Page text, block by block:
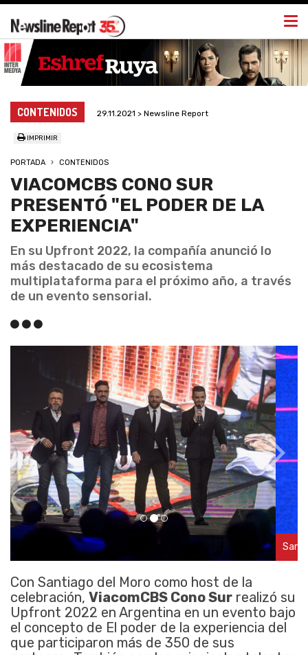
CONTENIDOS 29.11.2021 > Newsline Report
IMPRIMIR
PORTADA CONTENIDOS
VIACOMCBS CONO SUR
PRESENTÓ "EL PODER DE LA
EXPERIENCIA"
En su Upfront 2022, la compañía anunció lo
más destacado de su ecosistema
multiplataforma para el próximo año, a través
de un evento sensorial.
Santiago Perincioli, VP Revenues para Cono Sur
Con Santiago del Moro como host de la
celebración, ViacomCBS Cono Sur realizó su
Upfront 2022 en Argentina en un evento bajo
el concepto de El poder de la experiencia del
que participaron más de 350 de sus